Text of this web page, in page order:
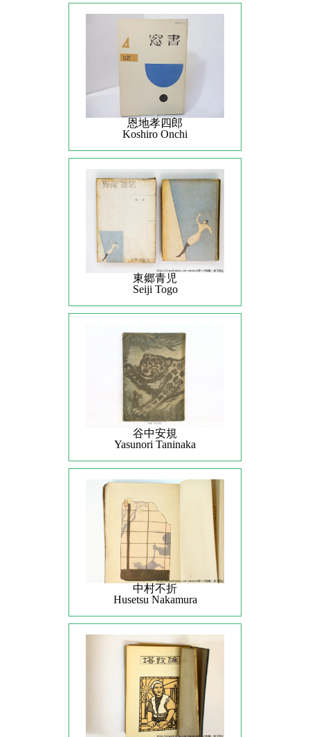
恩地孝四郎
Koshiro Onchi
東郷青児
Seiji Togo
谷中安規
Yasunori Taninaka
中村不折
Husetsu Nakamura